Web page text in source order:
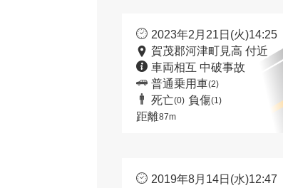
2023年2月21日(火)14:25
賀茂郡河津町見高 付近
車両相互 中破事故
普通乗用車(2)
死亡(0) 負傷(1)
距離87m
2019年8月14日(水)12:47